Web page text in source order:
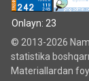
Onlayn: 23
© 2013-2026
statistika
Materiallardan